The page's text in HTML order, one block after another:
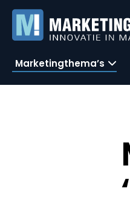
Marketingthema’s